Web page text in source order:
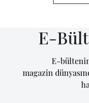
E-
E-
magazin